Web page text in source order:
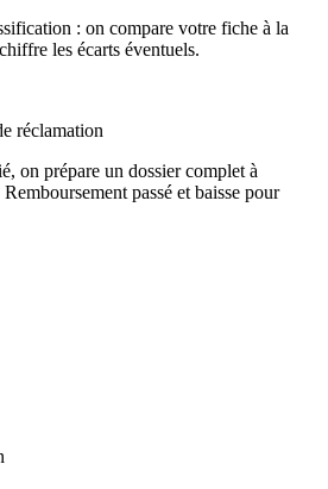
: on compare votre fiche à la
les écarts éventuels.
réclamation
on prépare un dossier complet à
passé et baisse pour